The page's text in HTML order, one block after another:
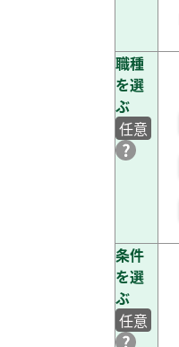
職種
を選
ぶ
任意
条件
を選
ぶ
任意